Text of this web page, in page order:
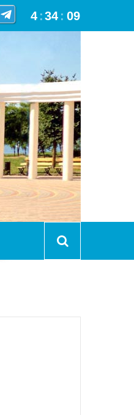
4 :34 : 10